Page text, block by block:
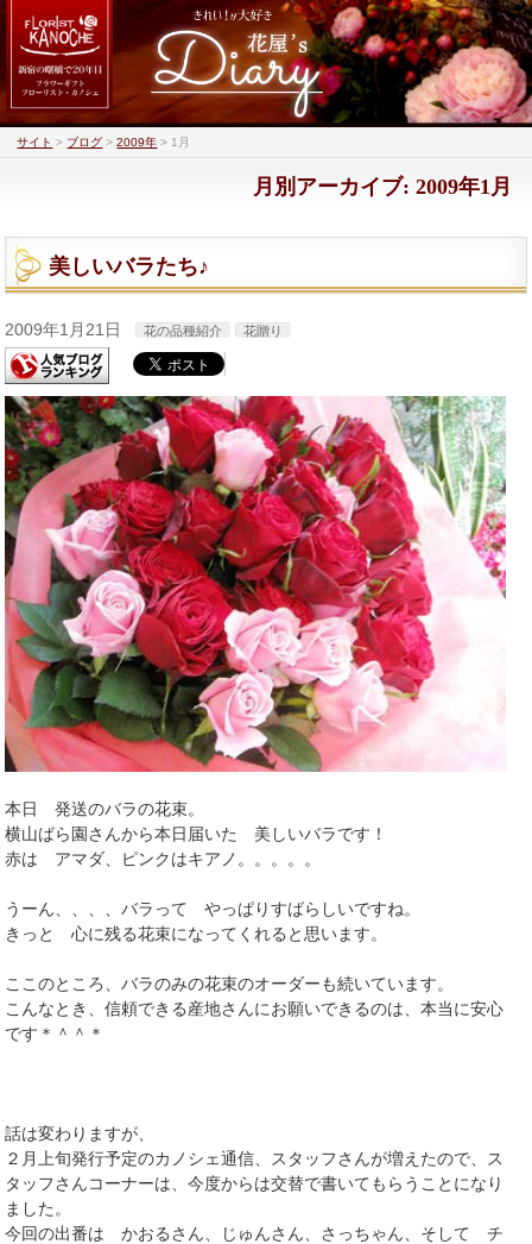
サイト > ブログ >2009年 > 1月
月別アーカイブ: 2009年1月
美しいバラたち♪
2009年1月21日 花の品種紹介 花贈り
本日 発送のバラの花束。
横山ばら園さんから本日届いた 美しいバラです！
赤は アマダ、ピンクはキアノ。。。。。
うーん、、、、バラって やっぱりすばらしいですね。
きっと 心に残る花束になってくれると思います。
ここのところ、バラのみの花束のオーダーも続いています。
こんなとき、信頼できる産地さんにお願いできるのは、本当に安心
です＊＾＾＊
話は変わりますが、
２月上旬発行予定のカノシェ通信、スタッフさんが増えたので、ス
タッフさんコーナーは、今度からは交替で書いてもらうことになり
ました。
今回の出番は かおるさん、じゅんさん、さっちゃん、そして チ